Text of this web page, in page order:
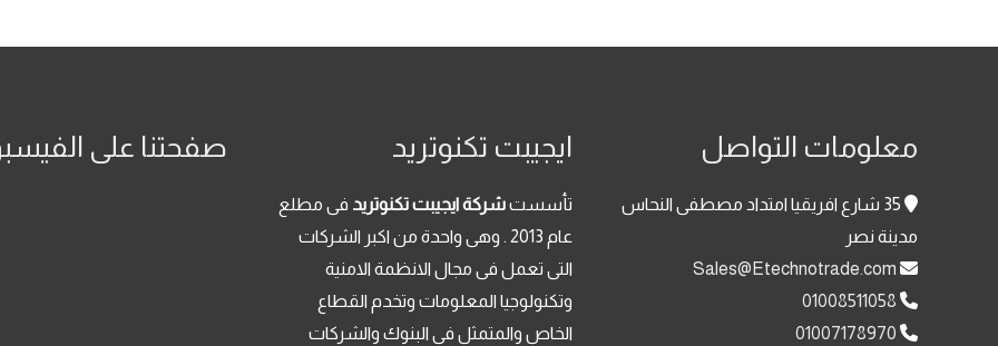
معلومات التواصل
35 شارع افريقيا امتداد مصطفى النحاس
مدينة نصر
01008511058
01007178970
ايجيبت تكنوتريد
تأسستشركة ايجيبت تكنوتريد فى مطلع
عام 2013 . وهى واحدة من اكبر الشركات
التى تعمل فى مجال الانظمة الامنية
وتكنولوجيا المعلومات وتخدم القطاع
الخاص والمتمثل فى البنوك والشركات
صفحتنا على